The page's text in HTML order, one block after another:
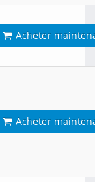
Acheter
Acheter